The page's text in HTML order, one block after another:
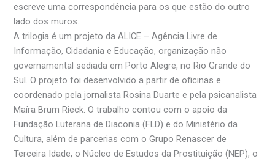
escreve uma correspondência para os que estão do outro
lado dos muros.
A trilogia é um projeto da ALICE – Agência Livre de
Informação, Cidadania e Educação, organização não
governamental sediada em Porto Alegre, no Rio Grande do
Sul. O projeto foi desenvolvido a partir de oficinas e
coordenado pela jornalista Rosina Duarte e pela psicanalista
Maíra Brum Rieck. O trabalho contou com o apoio da
Fundação Luterana de Diaconia (FLD) e do Ministério da
Cultura, além de parcerias com o Grupo Renascer de
Terceira Idade, o Núcleo de Estudos da Prostituição (NEP), o